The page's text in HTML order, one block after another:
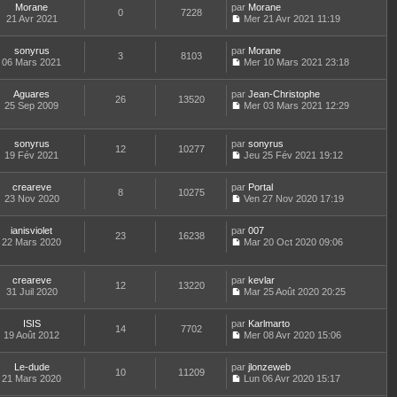
g
e
m
e
s
a
g
i
e
r
m
e
s
a
g
d
e
r
i
e
r
m
e
s
g
e
e
d
e
r
i
e
e
s
s
g
e
s
u
l
t
e
l
e
d
r
i
e
r
m
e
s
a
g
Morane
21 Avr 2021
0 7228 par Morane
o
n
s
t
e
l
e
d
n
m
e
s
a
g
Mer 21 Avr 2021 11:19
sonyrus
06 Mars 2021
3 8103 par Morane
o
n
s
l
t
e
l
e
d
n
r
m
e
s
a
g
Mer 10 Mars 2021 23:18
Aguares
25 Sep 2009
26 13520 par Jean-Christophe
s
u
l
t
e
l
e
d
r
i
e
r
m
e
s
a
g
Mer 03 Mars 2021 12:29
sonyrus
19 Fév 2021
12 10277 par sonyrus
o
n
s
t
e
l
e
d
n
m
e
s
Jeu 25 Fév 2021 19:12
creareve
23 Nov 2020
8 10275 par Portal
o
n
s
l
t
e
l
e
d
n
Ven 27 Nov 2020 17:19
ianisviolet
22 Mars 2020
23 16238 par 007
s
u
l
t
e
l
e
d
Mar 20 Oct 2020 09:06
creareve
31 Juil 2020
12 13220 par kevlar
o
n
s
t
e
Mar 25 Août 2020 20:25
ISIS
19 Août 2012
14 7702 par Karlmarto
o
n
s
Mer 08 Avr 2020 15:06
Le-dude
21 Mars 2020
10 11209 par jlonzeweb
Lun 06 Avr 2020 15:17